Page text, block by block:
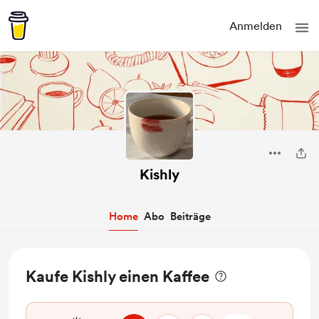
Anmelden
Kishly
Home Abo Beiträge
Kaufe Kishly einen Kaffee